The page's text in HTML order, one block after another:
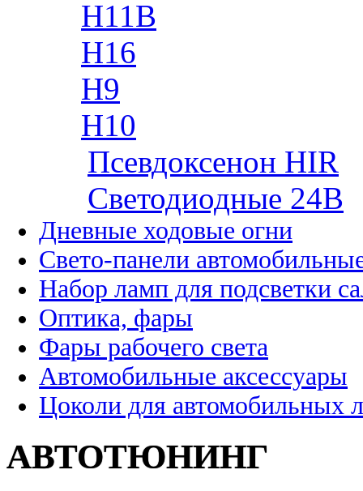
H11B
H16
H9
H10
Псевдоксенон HIR
Cветодиодные 24B
Дневные ходовые огни
Свето-панели
Набор ламп для подсветки
Оптика, фары
Фары рабочего света
Автомобильные аксессуары
Цоколи для автомобильных
АВТОТЮНИНГ